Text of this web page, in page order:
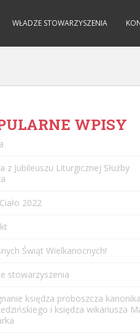
WŁADZE STOWARZYSZENIA
WPISY
z Jubileuszu Liturgicznej Służby
2022
Świąt Wielkanocnych!
stowarzyszenia
księdza proboszcza kanonika
i księdza wikariusza